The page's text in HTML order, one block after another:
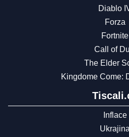
Diablo
Forza
Fortnite
Call of
The Elder
Kingdome Come:
Inflace
Ukrajina